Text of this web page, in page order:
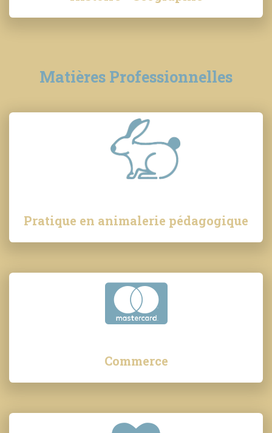
Matières Professionnelles
Pratique en animalerie pédagogique
Commerce